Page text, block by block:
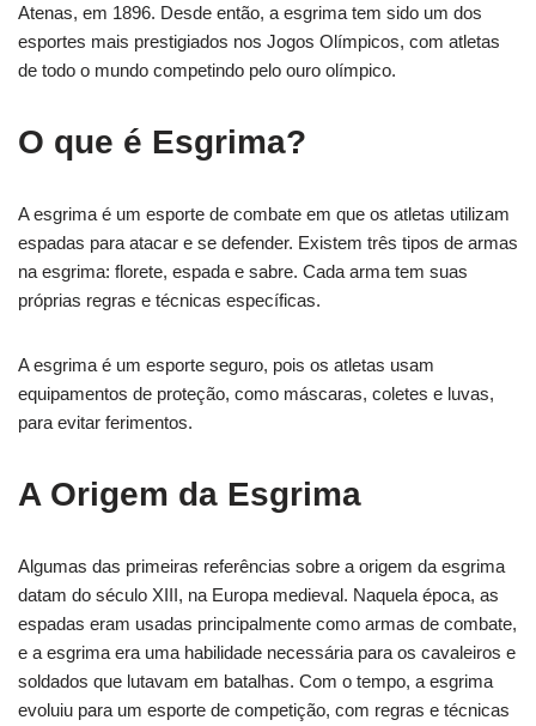
Atenas, em 1896. Desde então, a esgrima tem sido um dos
esportes mais prestigiados nos Jogos Olímpicos, com atletas
de todo o mundo competindo pelo ouro olímpico.
O que é Esgrima?
A esgrima é um esporte de combate em que os atletas utilizam
espadas para atacar e se defender. Existem três tipos de armas
na esgrima: florete, espada e sabre. Cada arma tem suas
próprias regras e técnicas específicas.
A esgrima é um esporte seguro, pois os atletas usam
equipamentos de proteção, como máscaras, coletes e luvas,
para evitar ferimentos.
A Origem da Esgrima
Algumas das primeiras referências sobre a origem da esgrima
datam do século XIII, na Europa medieval. Naquela época, as
espadas eram usadas principalmente como armas de combate,
e a esgrima era uma habilidade necessária para os cavaleiros e
soldados que lutavam em batalhas. Com o tempo, a esgrima
evoluiu para um esporte de competição, com regras e técnicas